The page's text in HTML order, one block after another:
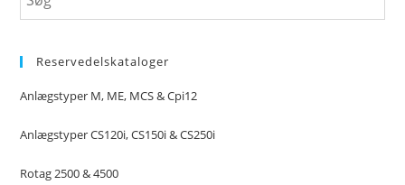
Reservedelskataloger
Anlægstyper M, ME, MCS & Cpi12
Anlægstyper CS120i, CS150i & CS250i
Rotag 2500 & 4500